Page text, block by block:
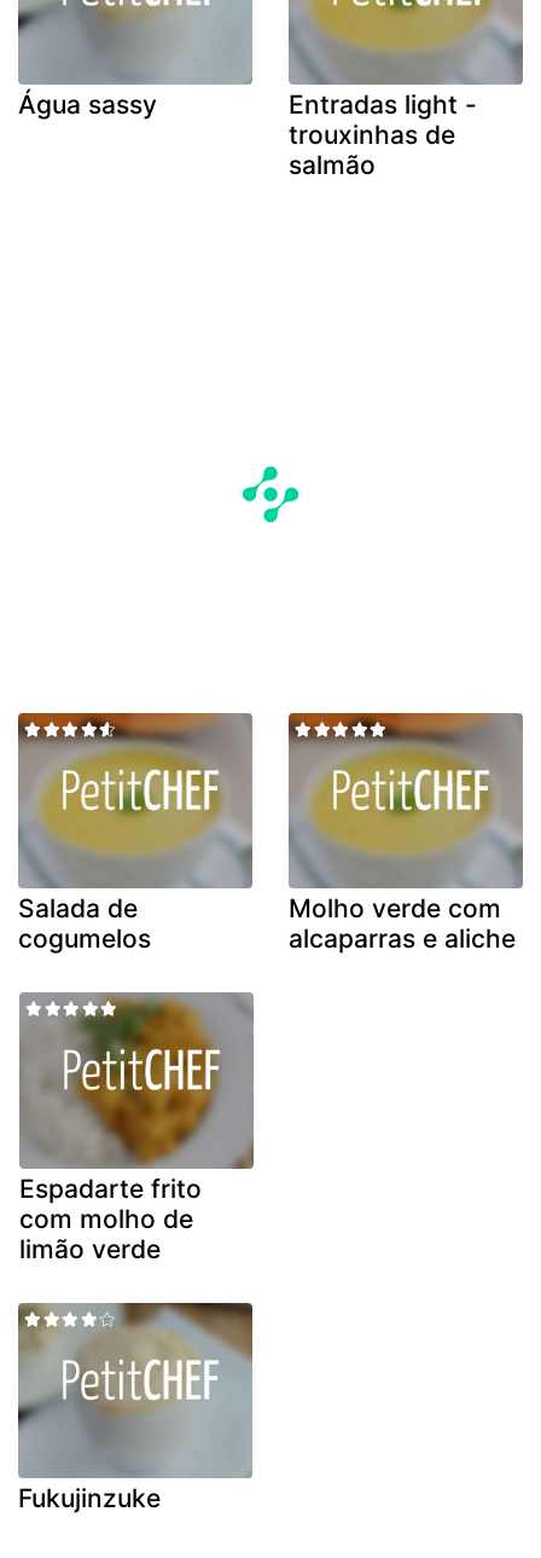
Água sassy
Entradas light -
trouxinhas de
salmão
Salada de
cogumelos
Molho verde com
alcaparras e aliche
Espadarte frito
com molho de
limão verde
Fukujinzuke